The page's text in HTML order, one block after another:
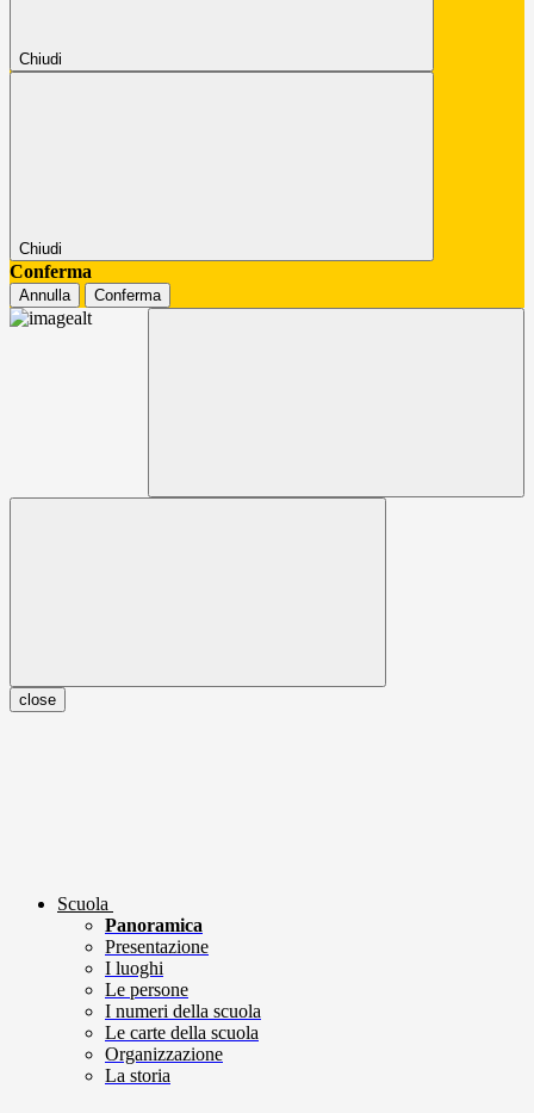
Chiudi
Chiudi
Conferma
Annulla Conferma
close
Scuola
Panoramica
Presentazione
I luoghi
Le persone
I numeri della scuola
Le carte della scuola
Organizzazione
La storia